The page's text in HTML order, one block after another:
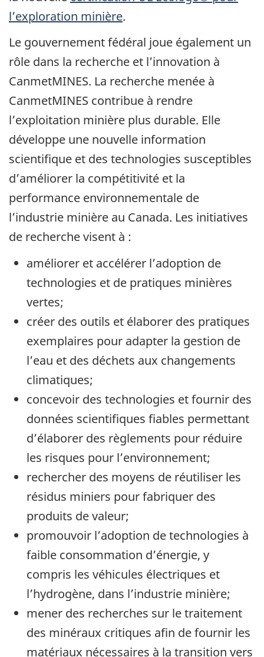
l’exploration minière.
Le gouvernement fédéral joue également un
rôle dans la recherche et l’innovation à
CanmetMINES. La recherche menée à
CanmetMINES contribue à rendre
l’exploitation minière plus durable. Elle
développe une nouvelle information
scientifique et des technologies susceptibles
d’améliorer la compétitivité et la
performance environnementale de
l’industrie minière au Canada. Les initiatives
de recherche visent à :
améliorer et accélérer l’adoption de
technologies et de pratiques minières
vertes;
créer des outils et élaborer des pratiques
exemplaires pour adapter la gestion de
l’eau et des déchets aux changements
climatiques;
concevoir des technologies et fournir des
données scientifiques fiables permettant
d’élaborer des règlements pour réduire
les risques pour l’environnement;
rechercher des moyens de réutiliser les
résidus miniers pour fabriquer des
produits de valeur;
promouvoir l’adoption de technologies à
faible consommation d’énergie, y
compris les véhicules électriques et
l’hydrogène, dans l’industrie minière;
mener des recherches sur le traitement
des minéraux critiques afin de fournir les
matériaux nécessaires à la transition vers